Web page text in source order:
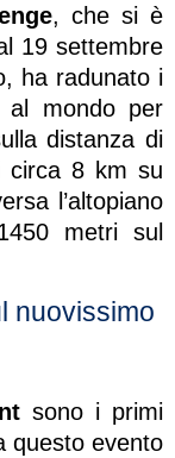
, che si è
19 settembre
ha radunato i
al mondo per
distanza di
circa 8 km su
l’altopiano
metri sul
nuovissimo
sono i primi
questo evento